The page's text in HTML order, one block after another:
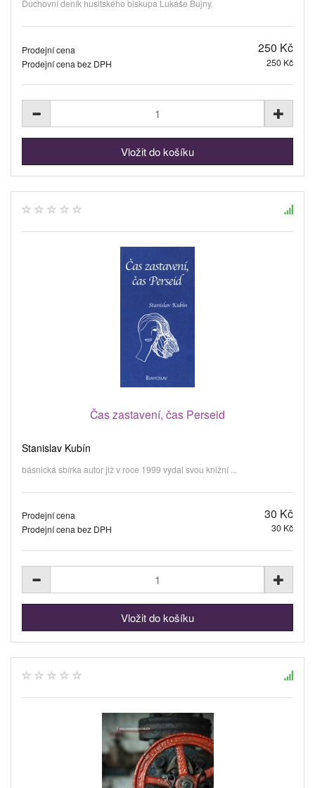
Duchovní deník husitského biskupa Lukáše Bujny.
Prodejní cena 250 Kč
Prodejní cena bez DPH 250 Kč
Čas zastavení, čas Perseid
Stanislav Kubín
básnická sbírka autor již v roce 1999 vydal svou knižní ...
Prodejní cena 30 Kč
Prodejní cena bez DPH 30 Kč